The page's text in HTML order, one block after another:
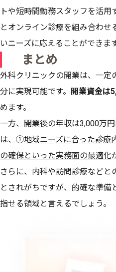
トや短時間勤務スタッフを活
とオンライン診療を組み合わ
いニーズに応えることができます
まとめ
外科クリニックの開業は、一定
分に実現可能です。
開業資金は
めます。
一方、開業後の年収は3,000万
は、①地域ニーズに合った診療
の確保といった実務面の最適化
さらに、内科や訪問診療などと
とされがちですが、的確な準
指せる領域と言えるでしょう。